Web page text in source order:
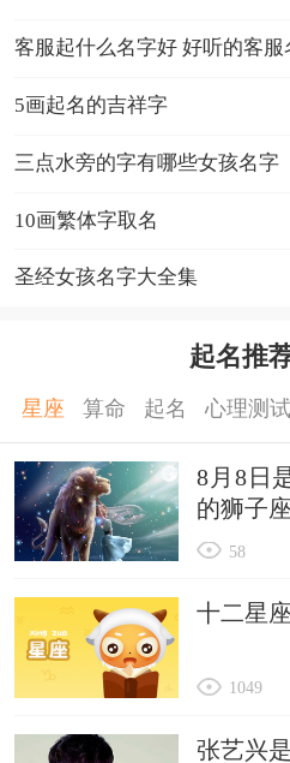
客服起什么名字好 好听的客服
5画起名的吉祥字
三点水旁的字有哪些女孩名字
10画繁体字取名
圣经女孩名字大全集
起名推
星座 算命 起名 心理测试
8月8日
的狮子
58
十二星
1049
张艺兴